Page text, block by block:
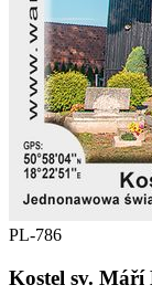
PL-786
Kostel sv. Máří